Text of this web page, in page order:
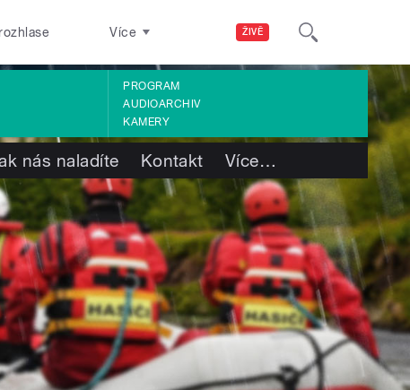
ŽIVĚ
Více
PROGRAM
AUDIOARCHIV
KAMERY
nás naladíte Kontakt Více…